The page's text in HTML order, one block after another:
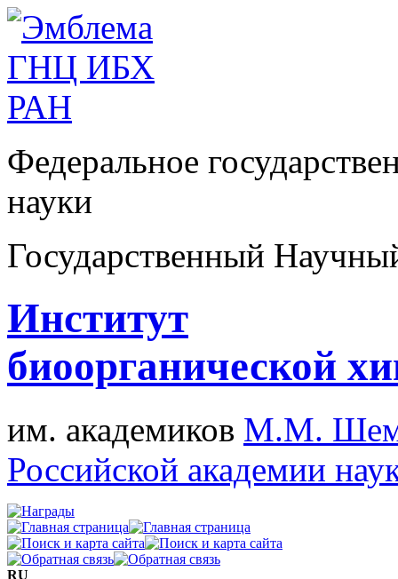
Федеральное
науки
Государственный
Институт
биоорганической
им. академиков М.М.
Российской академии
RU